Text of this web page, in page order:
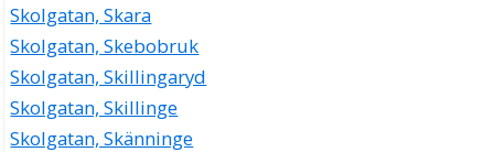
Skolgatan, Skara
Skolgatan, Skebobruk
Skolgatan, Skillingaryd
Skolgatan, Skillinge
Skolgatan, Skänninge